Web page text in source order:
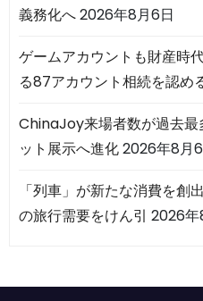
義務化へ2026年8月6日
ゲームアカウントも財産時
る87アカウント相続を認め
ChinaJoy来場者数が過去
ット展示へ進化2026年8月
「列車」が新たな消費を
の旅行需要をけん引 2026年